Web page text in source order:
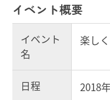
イベント概要
イベント
名
楽し
日程 2018